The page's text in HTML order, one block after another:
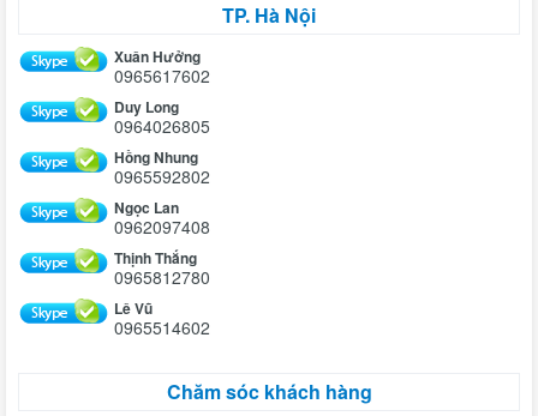
TP. Hà Nội
Xuân Hưởng
0965617602
Duy Long
0964026805
Hồng Nhung
0965592802
Ngọc Lan
0962097408
Thịnh Thắng
0965812780
Lê Vũ
0965514602
Chăm sóc khách hàng